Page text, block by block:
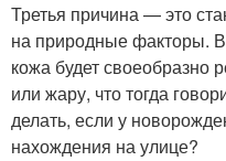
Третья причина — это
на природные факторы.
кожа будет своеобразно
или жару, что тогда
делать, если у
нахождения на улице?